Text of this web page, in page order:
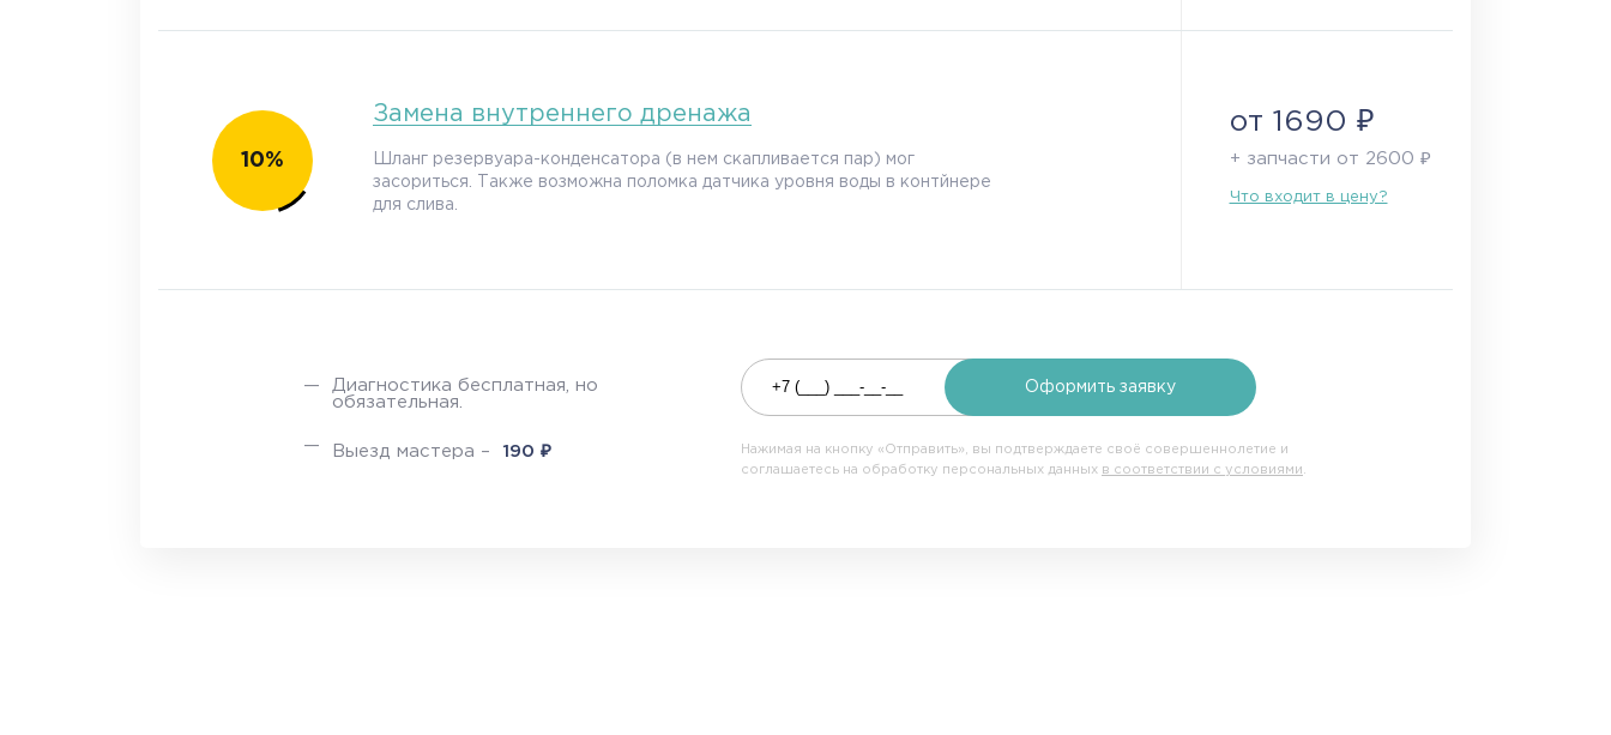
10%
Замена внутреннего дренажа
Шланг резервуара-конденсатора (в нем скапливается пар) мог
засориться. Также возможна поломка датчика уровня воды в контйнере
для слива.
от 1690 ₽
+ запчасти от 2600 ₽
Что входит в цену?
Диагностика бесплатная, но
обязательная.
Выезд мастера – 190 ₽
Оформить заявку
Нажимая на кнопку «Отправить», вы подтверждаете своё совершеннолетие и
соглашаетесь на обработку персональных данных в соответствии с условиями